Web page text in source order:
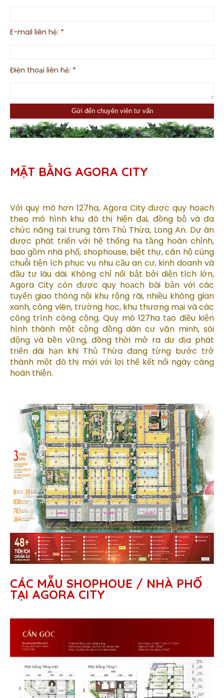
E-mail liên hệ: *
Điện thoại liên hệ: *
MẶT BẰNG AGORA CITY
Với quy mô hơn 127ha, Agora City được quy hoạch
theo mô hình khu đô thị hiện đại, đồng bộ và đa
chức năng tại trung tâm Thủ Thừa, Long An. Dự án
được phát triển với hệ thống hạ tầng hoàn chỉnh,
bao gồm nhà phố, shophouse, biệt thự, căn hộ cùng
chuỗi tiện ích phục vụ nhu cầu an cư, kinh doanh và
đầu tư lâu dài. Không chỉ nổi bật bởi diện tích lớn,
Agora City còn được quy hoạch bài bản với các
tuyến giao thông nội khu rộng rãi, nhiều không gian
xanh, công viên, trường học, khu thương mại và các
công trình công cộng. Quy mô 127ha tạo điều kiện
hình thành một cộng đồng dân cư văn minh, sôi
động và bền vững, đồng thời mở ra dư địa phát
triển dài hạn khi Thủ Thừa đang từng bước trở
thành một đô thị mới với lợi thế kết nối ngày càng
hoàn thiện.
CÁC MẪU SHOPHOUE / NHÀ PHỐ
TẠI AGORA CITY